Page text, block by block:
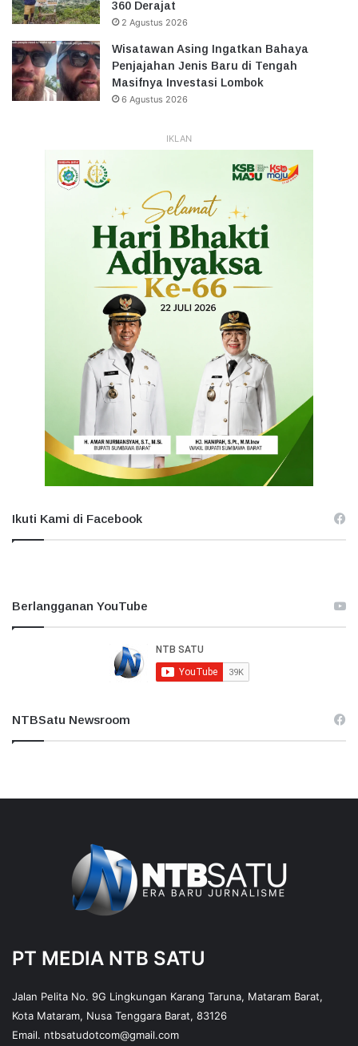
360 Derajat
2 Agustus 2026
Wisatawan Asing Ingatkan Bahaya
Penjajahan Jenis Baru di Tengah
Masifnya Investasi Lombok
6 Agustus 2026
IKLAN
Ikuti Kami di Facebook
Berlangganan YouTube
NTBSatu Newsroom
PT MEDIA NTB SATU
Jalan Pelita No. 9G Lingkungan Karang Taruna, Mataram Barat,
Kota Mataram, Nusa Tenggara Barat, 83126
Email. ntbsatudotcom@gmail.com